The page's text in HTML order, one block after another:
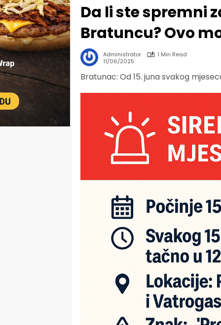
Da li ste spremni
Bratuncu? Ovo
Administrator
1 Min Read
11/06/2025
Bratunac: Od 15. juna svakog